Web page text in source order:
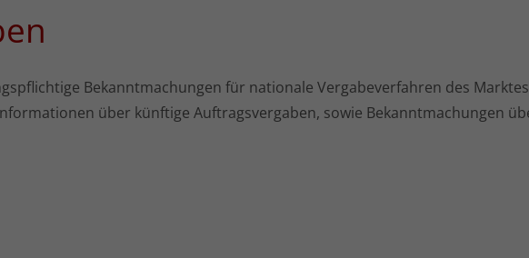
Bekanntmachungen für nationale Vergabeverfahren des
über künftige Auftragsvergaben, sowie Bekanntmachungen